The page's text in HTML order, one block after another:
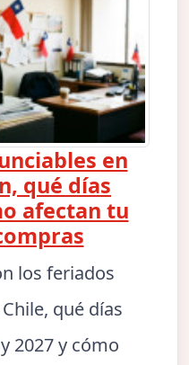
en
qué días
afectan tu
los feriados
qué días
2027 y cómo